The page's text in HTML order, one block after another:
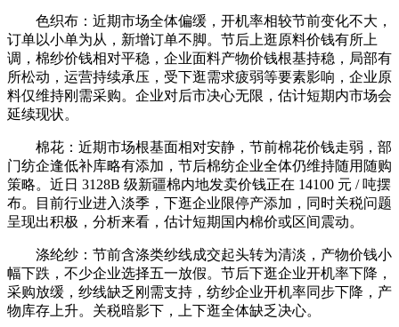
色织布：近期市场全体偏缓，开机率相较节前变化不大，
订单以小单为从，新增订单不脚。节后上逛原料价钱有所上
调，棉纱价钱相对平稳，企业面料产物价钱根基持稳，局部有
所松动，运营持续承压，受下逛需求疲弱等要素影响，企业原
料仅维持刚需采购。企业对后市决心无限，估计短期内市场会
延续现状。
棉花：近期市场根基面相对安静，节前棉花价钱走弱，部
门纺企逢低补库略有添加，节后棉纺企业全体仍维持随用随购
策略。近日 3128B 级新疆棉内地发卖价钱正在 14100 元 / 吨摆
布。目前行业进入淡季，下逛企业限停产添加，同时关税问题
呈现出积极，分析来看，估计短期国内棉价或区间震动。
涤纶纱：节前含涤类纱线成交起头转为清淡，产物价钱小
幅下跌，不少企业选择五一放假。节后下逛企业开机率下降，
采购放缓，纱线缺乏刚需支持，纺纱企业开机率同步下降，产
物库存上升。关税暗影下，上下逛全体缺乏决心。